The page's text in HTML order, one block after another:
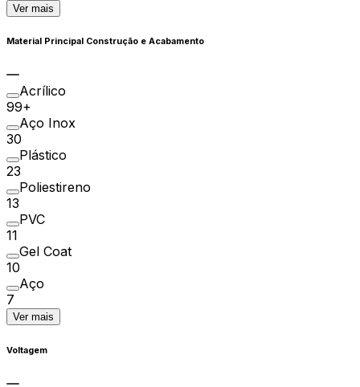
Ver mais
Material Principal Construção e Acabamento
Acrílico
99+
Aço Inox
30
Plástico
23
Poliestireno
13
PVC
11
Gel Coat
10
Aço
7
Ver mais
Voltagem